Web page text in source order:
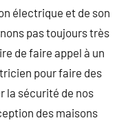
électrique et de son
pas toujours très
de faire appel à un
pour faire des
la sécurité de nos
des maisons